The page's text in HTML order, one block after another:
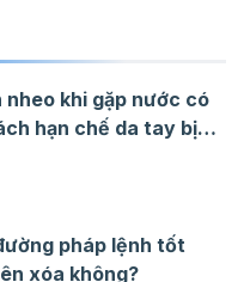
nheo khi gặp nước có
hạn chế da tay bị
pháp lệnh tốt
xóa không?